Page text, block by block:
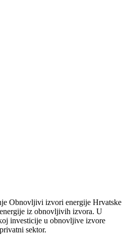
Obnovljivi izvori energije Hrvatske
iz obnovljivih izvora. U
investicije u obnovljive izvore
sektor.